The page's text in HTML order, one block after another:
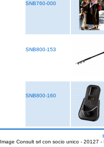
SNB760-000
SNB800-153
SNB800-160
Image Consult srl con socio unico - 20127